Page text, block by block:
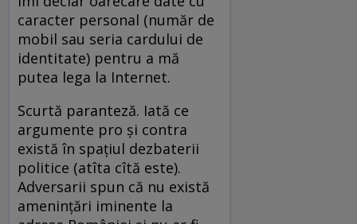
caracter personal (număr de
mobil sau seria cardului de
identitate) pentru a mă
putea lega la Internet.
Scurtă paranteză. Iată ce
argumente pro şi contra
există în spaţiul dezbaterii
politice (atîta cîtă este).
Adversarii spun că nu există
ameninţări iminente la